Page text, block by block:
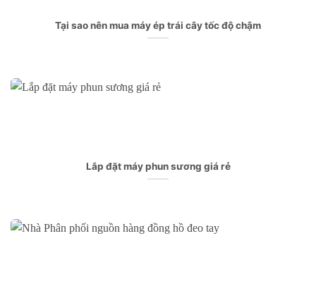
Tại sao nên mua máy ép trái cây tốc độ chậm
Lắp đặt máy phun sương giá rẻ